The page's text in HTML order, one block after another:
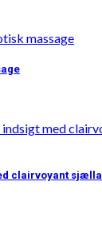
clairvoyant